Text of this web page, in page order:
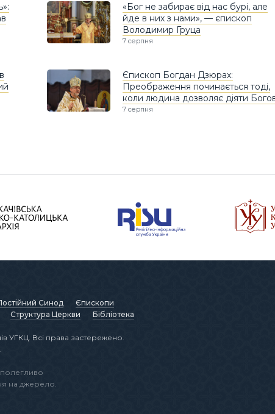
«Бог не забирає від нас бурі, але
йде в них з нами», — єпископ
Володимир Груца
7 серпня
Єпископ Богдан Дзюрах:
Преображення починається тоді,
коли людина дозволяє діяти
7 серпня
Синод
Єпископи
Структура Церкви Бібліотека
УГКЦ. Всі права застережено.
на джерело.